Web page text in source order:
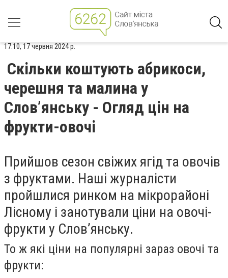
17:10, 17 червня 2024 р.
Скільки коштують абрикоси,
черешня та малина у
Слов’янську - Огляд цін на
фрукти-овочі
Прийшов сезон свіжих ягід та овочів
з фруктами. Наші журналісти
пройшлися ринком на мікрорайоні
Лісному і занотували ціни на овочі-
фрукти у Слов’янську.
То ж які ціни на популярні зараз овочі та
фрукти: